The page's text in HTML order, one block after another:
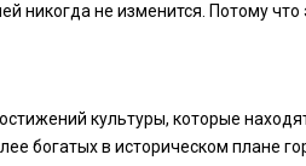
никогда не изменится. Потому что
культуры, которые
богатых в историческом плане